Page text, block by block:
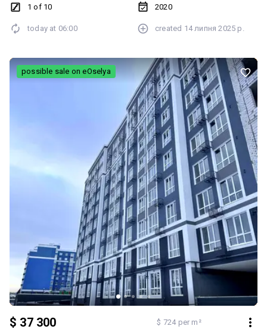
1 of 10
2020
today at 06:00 created 14 липня 2025 р.
$ 37 300 $ 724 per m²
possible sale on eOselya